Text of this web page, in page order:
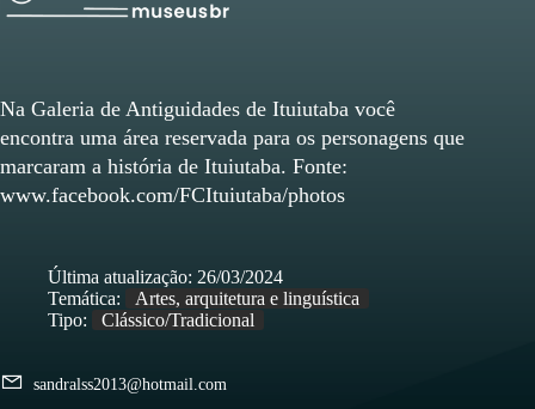
sandralss2013@hotmail.com
Na Galeria de Antiguidades de Ituiutaba você
encontra uma área reservada para os personagens que
marcaram a história de Ituiutaba. Fonte:
www.facebook.com/FCItuiutaba/photos
Última atualização: 26/03/2024
Temática:
Artes, arquitetura e linguística
Tipo:
Clássico/Tradicional